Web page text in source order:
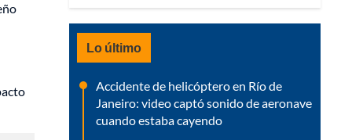
Lo último
Accidente de helicóptero en Río de
Janeiro: video captó sonido de aeronave
cuando estaba cayendo